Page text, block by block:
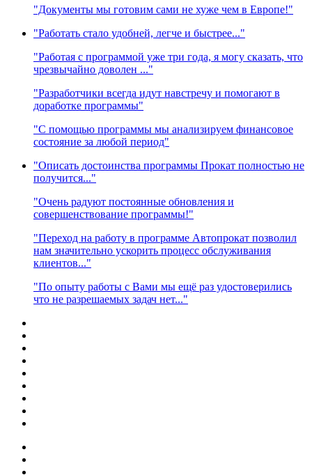
"Документы мы готовим сами не хуже чем в Европе!"
"Работать стало удобней, легче и быстрее..."
"Работая с программой уже три года, я могу сказать, что
чрезвычайно доволен ..."
"Разработчики всегда идут навстречу и помогают в
доработке программы"
"С помощью программы мы анализируем финансовое
состояние за любой период"
"Описать достоинства программы Прокат полностью не
получится..."
"Очень радуют постоянные обновления и
совершенствование программы!"
"Переход на работу в программе Автопрокат позволил
нам значительно ускорить процесс обслуживания
клиентов..."
"По опыту работы с Вами мы ещё раз удостоверились
что не разрешаемых задач нет..."